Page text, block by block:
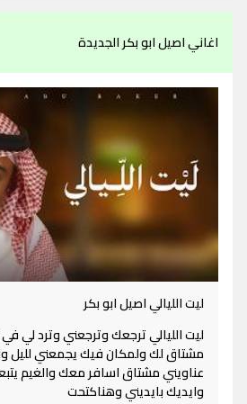
اغاني اصيل ابو بكر الجديدة
ليت الليالي اصيل ابو بكر
ليت الليالي ترجعك وترجعني وترد لي
مشتاق لك ولمكان فيك يجمعني لليل
عناويني مشتاق اسافر معك والغيم
وايديك بايديني وهناكتحت